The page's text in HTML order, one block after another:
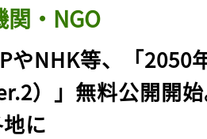
・NGO
やNHK等、「2050
）」無料公開開
に